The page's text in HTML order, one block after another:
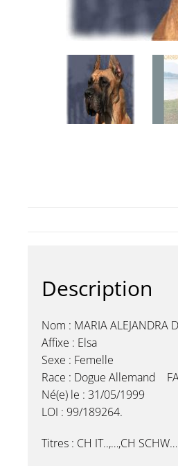
Description
Nom : MARIA ALEJANDRA
Affixe : Elsa
Sexe : Femelle
Race : Dogue Allemand
Né(e) le : 31/05/1999
LOI : 99/189264.
Titres : CH IT..,…,CH